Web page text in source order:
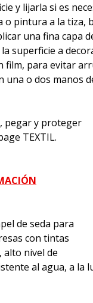
y lijarla si es
o pintura a la tiza,
una fina capa
superficie a
film, para evitar
o dos manos
pegar y proteger
TEXTIL.
de seda para
con tintas
alto nivel de
al agua, a la